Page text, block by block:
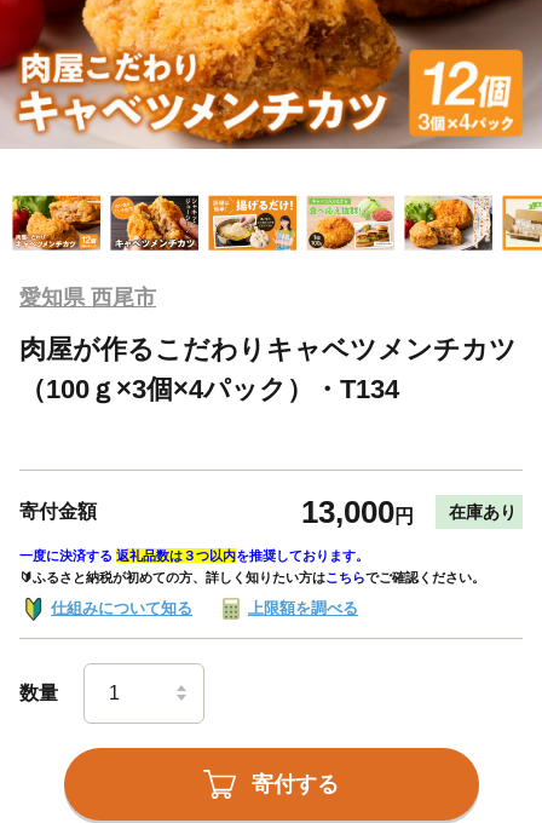
愛知県 西尾市
肉屋が作るこだわりキャベツメンチカツ
（100ｇ×3個×4パック）・T134
寄付金額 13,000円 在庫あり
一度に決済する 返礼品数は３つ以内を推奨しております。
🔰ふるさと納税が初めての方、詳しく知りたい方はこちらでご確認ください。
仕組みについて知る 上限額を調べる
数量
寄付する